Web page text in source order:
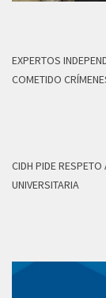
EXPERTOS
COMETIDO
CIDH PIDE
UNIVERSITARIA